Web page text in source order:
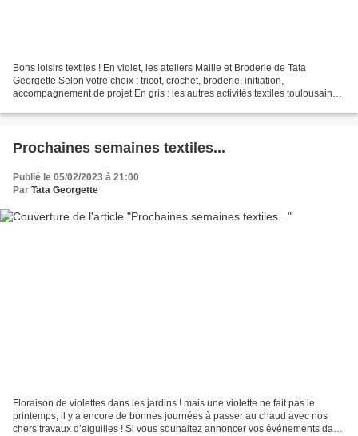
Bons loisirs textiles ! En violet, les ateliers Maille et Broderie de Tata
Georgette Selon votre choix : tricot, crochet, broderie, initiation,
accompagnement de projet En gris : les autres activités textiles toulousaines
Prochaines semaines textiles...
Publié le 05/02/2023 à 21:00
Par Tata Georgette
Floraison de violettes dans les jardins ! mais une violette ne fait pas le
printemps, il y a encore de bonnes journées à passer au chaud avec nos
chers travaux d’aiguilles ! Si vous souhaitez annoncer vos événements dans